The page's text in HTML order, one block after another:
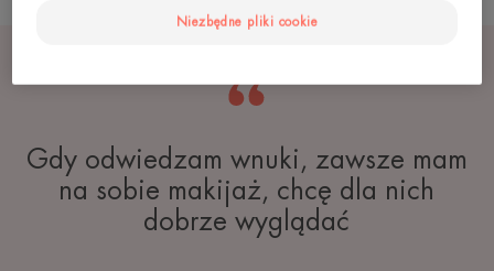
Gdy odwiedzam wnuki, zawsze mam
na sobie makijaż, chcę dla nich
dobrze wyglądać
Niezbędne pliki cookie